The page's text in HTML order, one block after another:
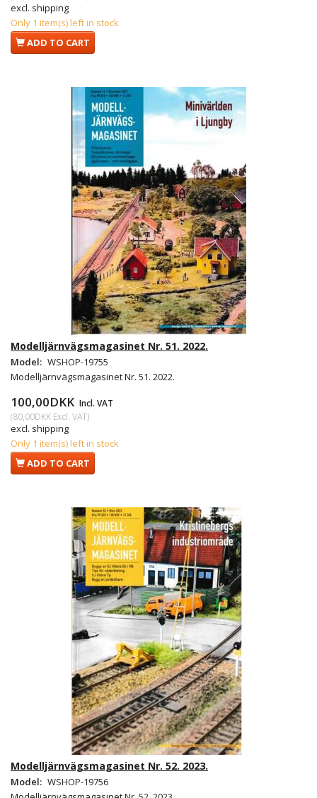
excl. shipping
Only 1 item(s) left in stock
ADD TO CART
Modelljärnvägsmagasinet Nr. 51. 2022.
Model: WSHOP-19755
Modelljärnvägsmagasinet Nr. 51. 2022.
100,00DKK Incl. VAT
(80,00DKK Excl. VAT)
excl. shipping
Only 1 item(s) left in stock
ADD TO CART
Modelljärnvägsmagasinet Nr. 52. 2023.
Model: WSHOP-19756